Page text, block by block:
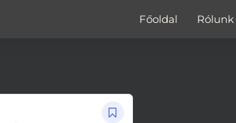
Főoldal Rólunk